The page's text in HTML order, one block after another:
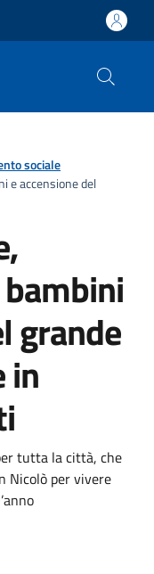
sociale
e accensione del
grande
in
tutta la città, che
Nicolò per vivere